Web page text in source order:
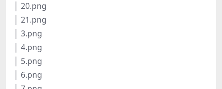
│ 20.png
│ 21.png
│ 3.png
│ 4.png
│ 5.png
│ 6.png